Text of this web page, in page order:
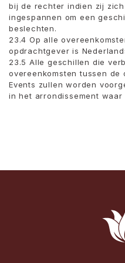
bij de rechter indien zij
ingespannen om een
beslechten.
23.4 Op alle
opdrachtgever is
23.5 Alle geschillen die
overeenkomsten tussen de
Events zullen worden
in het arrondissement waar